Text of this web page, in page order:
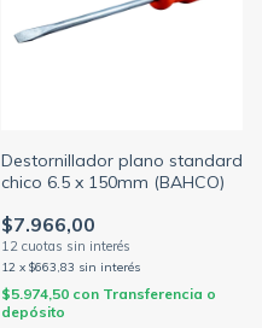
Destornillador plano standard
chico 6.5 x 150mm (BAHCO)
$7.966,00
12 x $663,83 sin interés
$5.974,50 con Transferencia o
depósito